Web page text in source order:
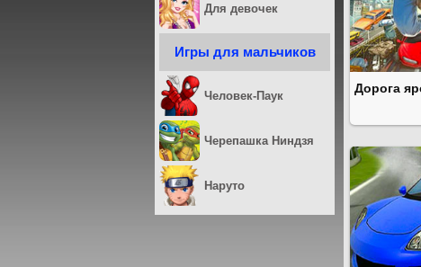
Дорога
Для девочек
Игры для мальчиков
Человек-Паук
Черепашка Ниндзя
Наруто